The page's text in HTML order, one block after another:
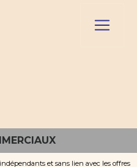
et sans lien avec les offres